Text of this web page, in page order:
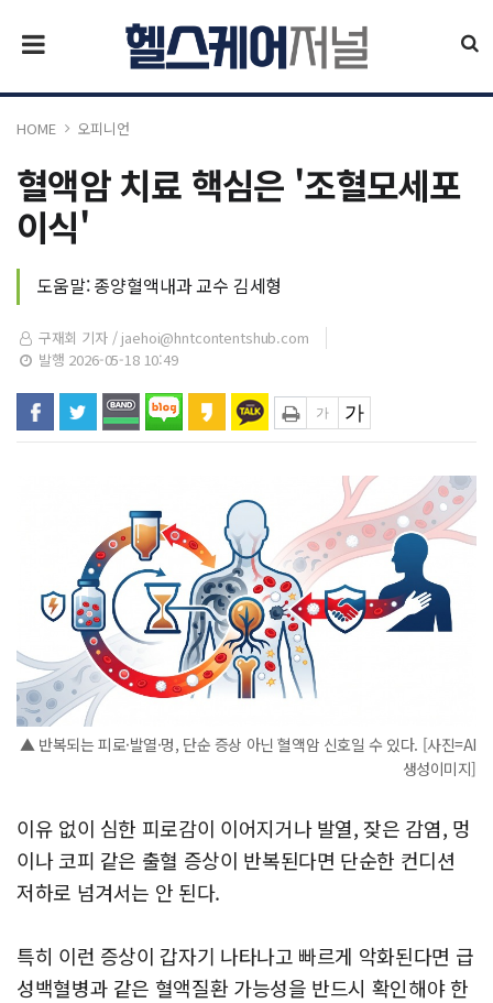
HOME 오피니언
혈액암 치료 핵심은 '조혈모세포
이식'
도움말: 종양혈액내과 교수 김세형
구재회 기자 / jaehoi@hntcontentshub.com
발행 2026-05-18 10:49
▲ 반복되는 피로·발열·멍, 단순 증상 아닌 혈액암 신호일 수 있다. [사진=AI
생성이미지]
이유 없이 심한 피로감이 이어지거나 발열, 잦은 감염, 멍
이나 코피 같은 출혈 증상이 반복된다면 단순한 컨디션
저하로 넘겨서는 안 된다.
특히 이런 증상이 갑자기 나타나고 빠르게 악화된다면 급
성백혈병과 같은 혈액질환 가능성을 반드시 확인해야 한